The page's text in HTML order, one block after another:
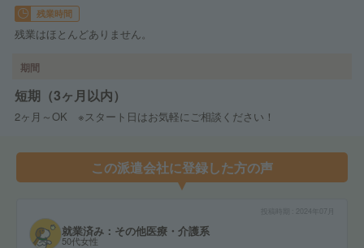
残業時間
残業はほとんどありません。
期間
短期（3ヶ月以内）
2ヶ月～OK ※スタート日はお気軽にご相談ください！
この派遣会社に登録した方の声
2024年07月
就業済み：その他医療・介護系
50代女性